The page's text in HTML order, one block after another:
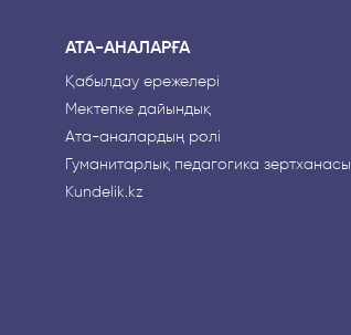
АТА-АНАЛАРҒА
Қабылдау ережелері
Мектепке дайындық
Ата-аналардың рөлі
Гуманитарлық педагогика зертханасы
Kundelik.kz